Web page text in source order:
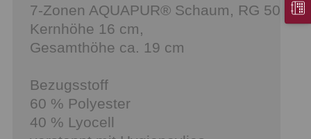
7-Zonen AQUAPUR® Schaum, RG 50
Kernhöhe 16 cm,
Gesamthöhe ca. 19 cm
Bezugsstoff
60 % Polyester
40 % Lyocell